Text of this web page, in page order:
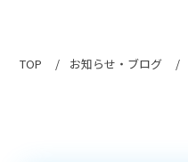
TOP お知らせ・ブログ